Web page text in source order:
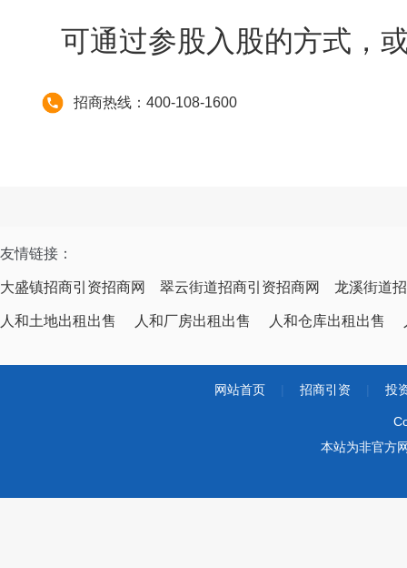
可通过参股入股的方式，
招商热线：400-108-1600
友情链接：
大盛镇招商引资招商网 翠云街道招商引资招商网 龙溪街道
人和土地出租出售 人和厂房出租出售 人和仓库出租出售
网站首页 招商引资 投
本站为非官方